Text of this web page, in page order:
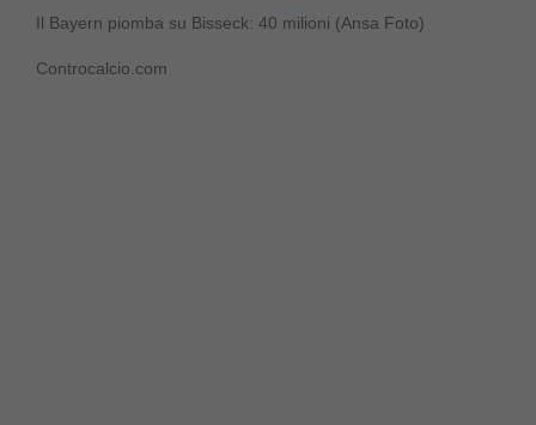
Il Bayern piomba su Bisseck: 40 milioni (Ansa Foto)
Controcalcio.com